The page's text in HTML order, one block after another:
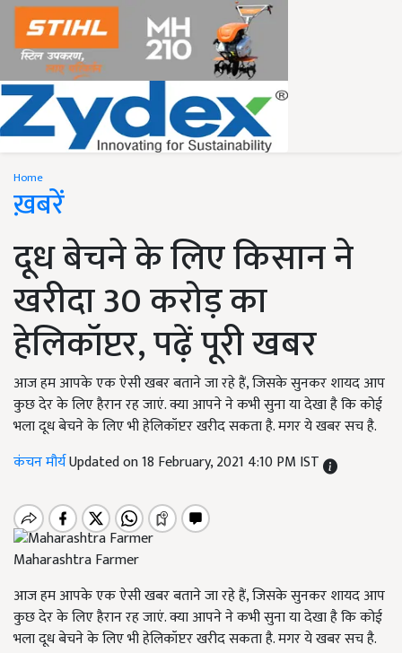
Home
ख़बरें
दूध बेचने के लिए किसान ने
खरीदा 30 करोड़ का
हेलिकॉप्टर, पढ़ें पूरी खबर
आज हम आपके एक ऐसी खबर बताने जा रहे हैं, जिसके सुनकर शायद आप
कुछ देर के लिए हैरान रह जाएं. क्या आपने ने कभी सुना या देखा है कि कोई
भला दूध बेचने के लिए भी हेलिकॉप्टर खरीद सकता है. मगर ये खबर सच है.
कंचन मौर्यUpdated on 18 February, 2021 4:10 PM IST
Maharashtra Farmer
आज हम आपके एक ऐसी खबर बताने जा रहे हैं, जिसके सुनकर शायद आप
कुछ देर के लिए हैरान रह जाएं. क्या आपने ने कभी सुना या देखा है कि कोई
भला दूध बेचने के लिए भी हेलिकॉप्टर खरीद सकता है. मगर ये खबर सच है.